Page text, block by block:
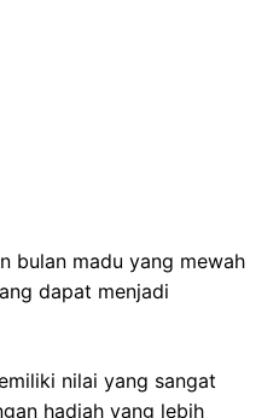
bulan madu yang mewah
dapat menjadi
nilai yang sangat
hadiah yang lebih